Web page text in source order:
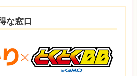
な窓口